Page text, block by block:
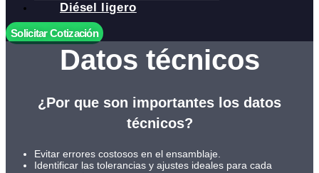
Diésel ligero
Solicitar Cotización
Datos técnicos
¿Por que son importantes los datos
técnicos?
Evitar errores costosos en el ensamblaje.
Identificar las tolerancias y ajustes ideales para cada